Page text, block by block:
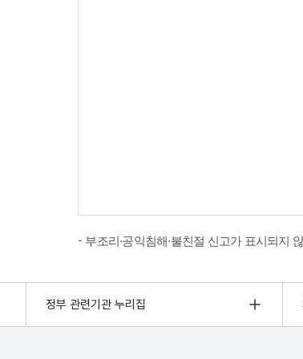
부조리·공익침해·불친절 신고가 표시되지
정부 관련기관 누리집